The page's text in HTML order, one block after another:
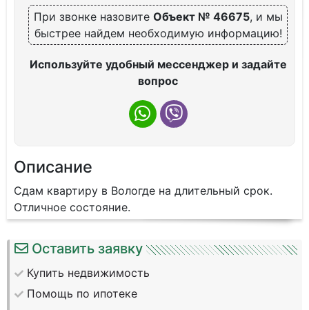
При звонке назовите Объект № 46675, и мы
быстрее найдем необходимую информацию!
Используйте удобный мессенджер и задайте
вопрос
Описание
Сдам квартиру в Вологде на длительный срок.
Отличное состояние.
Оставить заявку
Купить недвижимость
Помощь по ипотеке